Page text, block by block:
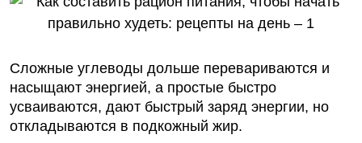
Сложные углеводы дольше перевариваются и
насыщают энергией, а простые быстро
усваиваются, дают быстрый заряд энергии, но
откладываются в подкожный жир.